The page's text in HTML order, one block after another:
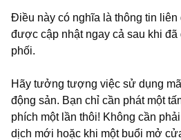
Điều này có nghĩa là thông tin liên
được cập nhật ngay cả sau khi
phối.
Hãy tưởng tượng việc sử dụng
động sản. Bạn chỉ cần phát một
phích một lần thôi! Không cần
dịch mới hoặc khi một buổi mở